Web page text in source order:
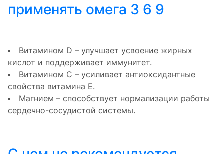
применять омега 3 6 9
Витамином D – улучшает усвоение жирных
кислот и поддерживает иммунитет.
Витамином C – усиливает антиоксидантные
свойства витамина Е.
Магнием – способствует нормализации работы
сердечно-сосудистой системы.